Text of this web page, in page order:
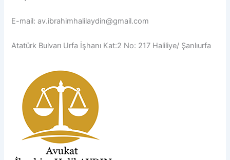
E-mail: av.ibrahimhalilaydin@gmail.com
Atatürk Bulvarı Urfa İşhanı Kat:2 No: 217 Haliliye/ Şanlıurfa